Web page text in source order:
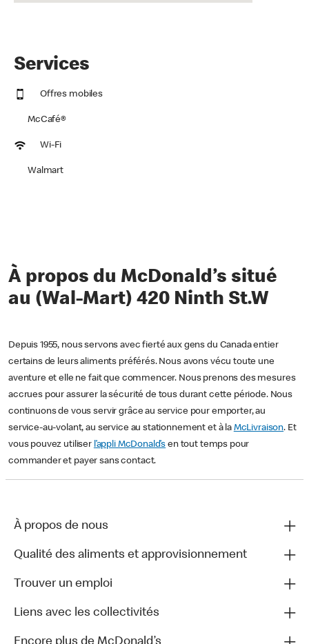
Services
Offres mobiles
McCafé®
Wi-Fi
Walmart
À propos du McDonald’s situé
au (Wal-Mart) 420 Ninth St.W
Depuis 1955, nous servons avec fierté aux gens du Canada entier
certains de leurs aliments préférés. Nous avons vécu toute une
aventure et elle ne fait que commencer. Nous prenons des mesures
accrues pour assurer la sécurité de tous durant cette période. Nous
continuons de vous servir grâce au service pour emporter, au
service-au-volant, au service au stationnement et à la McLivraison. Et
vous pouvez utiliser l’appli McDonald’s en tout temps pour
commander et payer sans contact.
À propos de nous
Qualité des aliments et approvisionnement
Trouver un emploi
Liens avec les collectivités